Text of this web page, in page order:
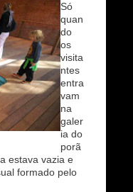
Só
quan
do
os
visita
ntes
entra
vam
na
galer
ia do
porã
estava vazia e
formado pelo